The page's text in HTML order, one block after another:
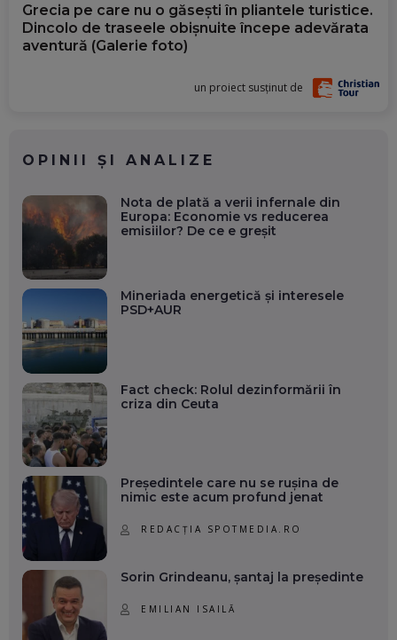
Grecia pe care nu o găsești în pliantele turistice.
Dincolo de traseele obișnuite începe adevărata
aventură (Galerie foto)
un proiect susținut de
OPINII ȘI ANALIZE
Nota de plată a verii infernale din
Europa: Economie vs reducerea
emisiilor? De ce e greșit
Mineriada energetică și interesele
PSD+AUR
Fact check: Rolul dezinformării în
criza din Ceuta
Președintele care nu se rușina de
nimic este acum profund jenat
REDACȚIA SPOTMEDIA.RO
Sorin Grindeanu, șantaj la președinte
EMILIAN ISAILĂ